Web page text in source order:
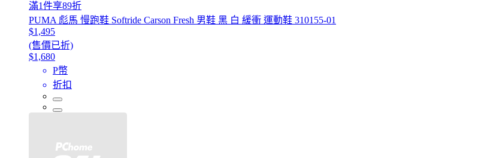
滿1件享89折
PUMA 彪馬 慢跑鞋 Softride Carson Fresh 男鞋 黑 白 緩衝 運動鞋 310155-01
$1,495
(售價已折)
$1,680
P幣
折扣